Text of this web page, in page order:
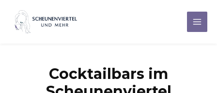
Inhalt
springen
Main
Cocktailbars im